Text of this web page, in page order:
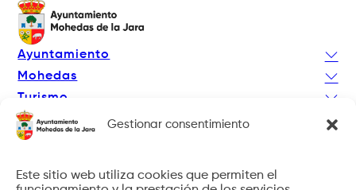
Gestionar consentimiento
Este sitio web utiliza cookies que permiten el
Ayuntamiento
Mohedas
Turismo
Actualidad
Facebook